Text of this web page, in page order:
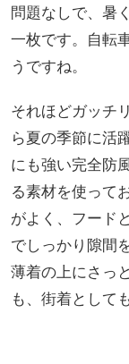
問題なしで、暑
一枚です。自転
うですね。
それほどガッチ
ら夏の季節に活
にも強い完全防
る素材を使って
がよく、フード
でしっかり隙間
薄着の上にさっ
も、街着として